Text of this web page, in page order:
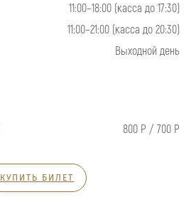
11:00–18:00 (касса до 17:30)
11:00–21:00 (касса до 20:30)
Выходной день
800 Р / 700 Р
КУПИТЬ БИЛЕТ